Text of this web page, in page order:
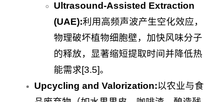
Ultrasound-Assisted Extraction
(UAE):利用高频声波产生空化效应，
物理破坏植物细胞壁，加快风味分子
的释放，显著缩短提取时间并降低热
能需求[3.5]。
Upcycling and Valorization:以农业与食